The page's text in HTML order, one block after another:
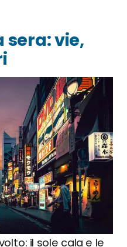
sera: vie,
il sole cala e le